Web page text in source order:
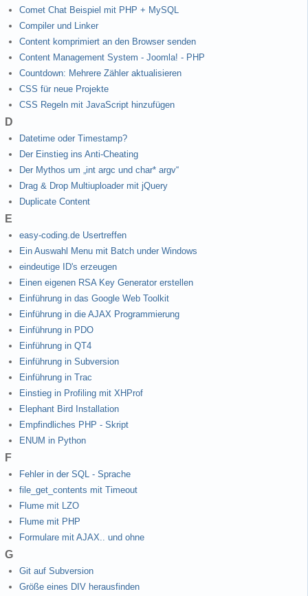
Comet Chat Beispiel mit PHP + MySQL
Compiler und Linker
Content komprimiert an den Browser senden
Content Management System - Joomla! - PHP
Countdown: Mehrere Zähler aktualisieren
CSS für neue Projekte
CSS Regeln mit JavaScript hinzufügen
D
Datetime oder Timestamp?
Der Einstieg ins Anti-Cheating
Der Mythos um „int argc und char* argv“
Drag & Drop Multiuploader mit jQuery
Duplicate Content
E
easy-coding.de Usertreffen
Ein Auswahl Menu mit Batch under Windows
eindeutige ID's erzeugen
Einen eigenen RSA Key Generator erstellen
Einführung in das Google Web Toolkit
Einführung in die AJAX Programmierung
Einführung in PDO
Einführung in QT4
Einführung in Subversion
Einführung in Trac
Einstieg in Profiling mit XHProf
Elephant Bird Installation
Empfindliches PHP - Skript
ENUM in Python
F
Fehler in der SQL - Sprache
file_get_contents mit Timeout
Flume mit LZO
Flume mit PHP
Formulare mit AJAX.. und ohne
G
Git auf Subversion
Größe eines DIV herausfinden